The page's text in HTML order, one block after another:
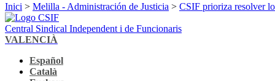
Inici > Melilla - Administración de Justicia > CSIF prioriza resolver
Central Sindical Independent i de Funcionaris
VALENCIÀ
Español
Català